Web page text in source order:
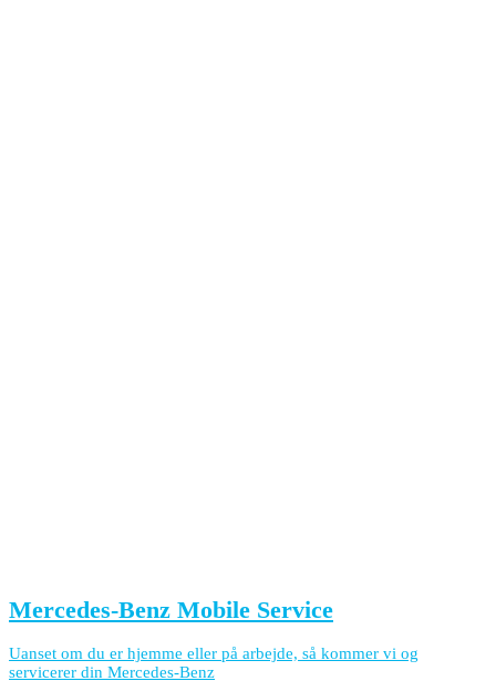
Mercedes-Benz Mobile Service
Uanset om du er hjemme eller på arbejde, så kommer vi og
servicerer din Mercedes-Benz